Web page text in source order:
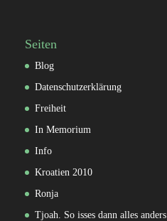
Seiten
Blog
Datenschutzerklärung
Freiheit
In Memorium
Info
Kroatien 2010
Ronja
Tjoah. So isses dann alles anders